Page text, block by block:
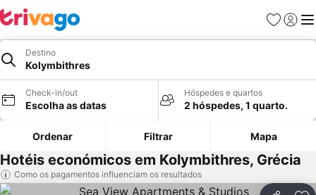
Favoritos
Iniciar
Destino
Kolymbithres
Check-in/out
Escolha as datas
Hóspedes e quartos
2 hóspedes, 1 quarto.
Ordenar Filtrar Mapa
Hotéis económicos em Kolymbithres, Grécia
Como os pagamentos influenciam os resultados